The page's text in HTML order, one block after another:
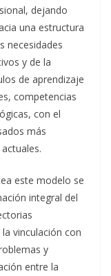
dejando
una estructura
necesidades
y de la
de aprendizaje
competencias
con el
más
este modelo se
integral del
vinculación con
y
entre la